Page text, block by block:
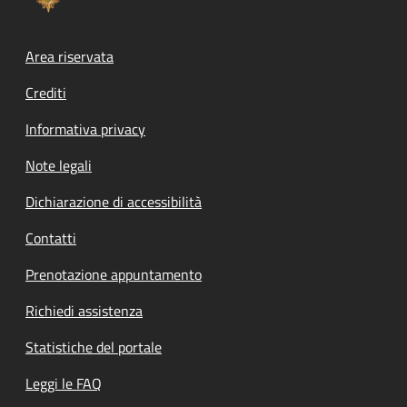
Footer menu
Area riservata
Crediti
Informativa privacy
Note legali
Dichiarazione di accessibilità
Contatti
Prenotazione appuntamento
Richiedi assistenza
Statistiche del portale
Leggi le FAQ